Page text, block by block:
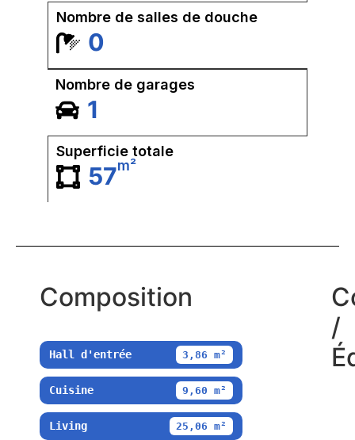
Nombre de salles de douche
0
Nombre de garages
1
Superficie totale
57m²
Composition
Hall d'entrée 3,86 m²
Cuisine 9,60 m²
Living 25,06 m²
/